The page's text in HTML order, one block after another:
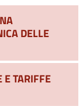
DELLE
TARIFFE